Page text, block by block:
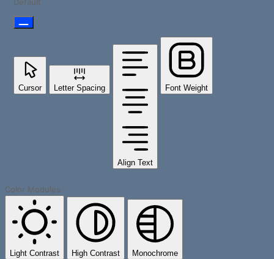
Cursor Letter Spacing
Align Text
Font Weight
Color Modules
Light Contrast High Contrast Monochrome